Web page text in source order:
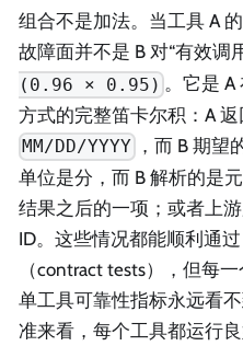
组合不是加法。当工具 A
故障面并不是 B 对“有效调
(0.96 × 0.95) 。它是 A
方式的完整笛卡尔积：A
MM/DD/YYYY
，而 B 期望
单位是分，而 B 解析的是
结果之后的一项；或者上
ID。这些情况都能顺利通
（contract tests），但每
单工具可靠性指标永远看
准来看，每个工具都运行良